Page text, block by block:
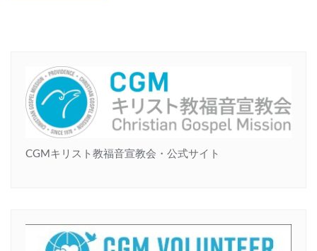
CGMキリスト教福音宣教会・公式サイト